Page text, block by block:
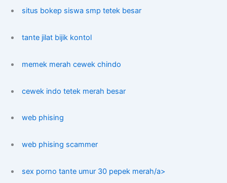
situs bokep siswa smp tetek besar
tante jilat bijik kontol
memek merah cewek chindo
cewek indo tetek merah besar
web phising
web phising scammer
sex porno tante umur 30 pepek merah/a>